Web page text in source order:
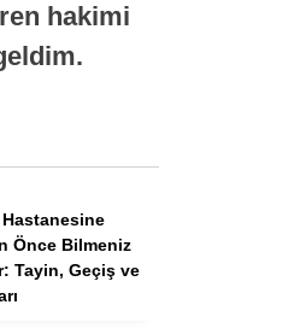
Tercih Robotu (Lise)
hakimi
Önce Bilmeniz
Tayin, Geçiş ve